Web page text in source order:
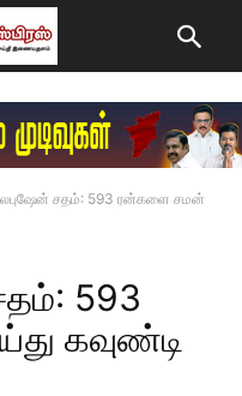
சதம்: 593 ரன்களை சமன்
593
கவுண்டி